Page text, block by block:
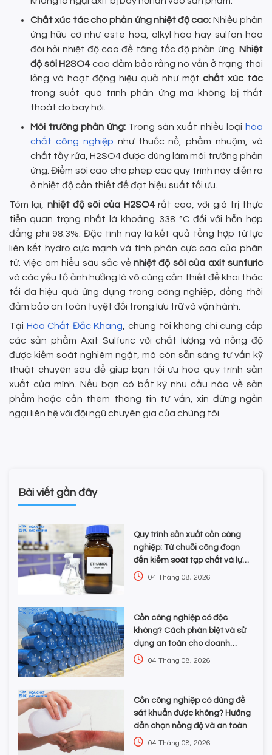
Chất xúc tác cho phản ứng nhiệt độ cao: Nhiều phản
ứng hữu cơ như este hóa, alkyl hóa hay sulfon hóa
đòi hỏi nhiệt độ cao để tăng tốc độ phản ứng. Nhiệt
độ sôi H2SO4 cao đảm bảo rằng nó vẫn ở trạng thái
lỏng và hoạt động hiệu quả như mộtchất xúc tác
trong suốt quá trình phản ứng mà không bị thất
thoát do bay hơi.
Môi trường phản ứng:Trong sản xuất nhiều loại hóa
chất công nghiệp như thuốc nổ, phẩm nhuộm, và
chất tẩy rửa, H2SO4 được dùng làm môi trường phản
ứng. Điểm sôi cao cho phép các quy trình này diễn ra
ở nhiệt độ cần thiết để đạt hiệu suất tối ưu.
Tóm lại, nhiệt độ sôi của H2SO4rất cao, với giá trị thực
tiễn quan trọng nhất là khoảng 338 °C đối với hỗn hợp
đẳng phí 98.3%. Đặc tính này là kết quả tổng hợp từ lực
liên kết hydro cực mạnh và tính phân cực cao của phân
tử. Việc am hiểu sâu sắc về nhiệt độ sôi của axit sunfuric
và các yếu tố ảnh hưởng là vô cùng cần thiết để khai thác
tối đa hiệu quả ứng dụng trong công nghiệp, đồng thời
đảm bảo an toàn tuyệt đối trong lưu trữ và vận hành.
Tại Hóa Chất Đắc Khang , chúng tôi không chỉ cung cấp
các sản phẩm Axit Sulfuric với chất lượng và nồng độ
được kiểm soát nghiêm ngặt, mà còn sẵn sàng tư vấn kỹ
thuật chuyên sâu để giúp bạn tối ưu hóa quy trình sản
xuất của mình. Nếu bạn có bất kỳ nhu cầu nào về sản
phẩm hoặc cần thêm thông tin tư vấn, xin đừng ngần
ngại liên hệ với đội ngũ chuyên gia của chúng tôi.
Bài viết gần đây
Quy trình sản xuất cồn công
nghiệp: Từ chuỗi công đoạn
đến kiểm soát tạp chất và lựa
chọn hóa chất
04 Tháng 08, 2026
Cồn công nghiệp có độc
không? Cách phân biệt và sử
dụng an toàn cho doanh
nghiệp
04 Tháng 08, 2026
Cồn công nghiệp có dùng để
sát khuẩn được không? Hướng
dẫn chọn nồng độ và an toàn
04 Tháng 08, 2026